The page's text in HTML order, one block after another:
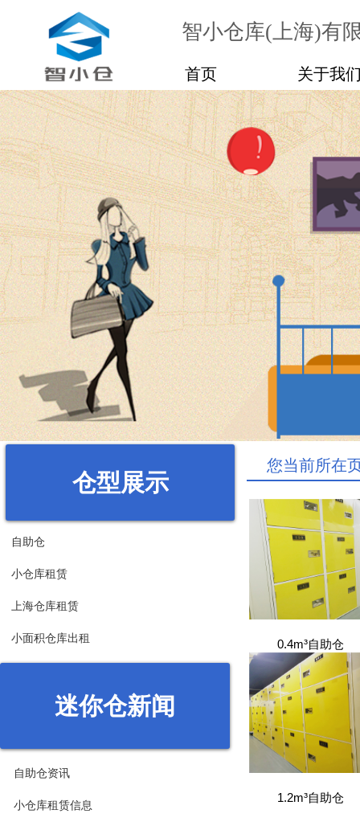
首页 关于我
智小仓库(上海)有
仓型展示
您当前所在
0.4m³自助仓
1.2m³自助仓
自助仓
小仓库租赁
上海仓库租赁
小面积仓库出租
迷你仓新闻
自助仓资讯
小仓库租赁信息